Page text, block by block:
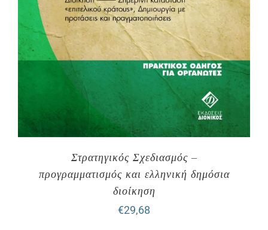
Στρατηγικός Σχεδιασμός –
προγραμματισμός και ελληνική δημόσια
διοίκηση
€29,68